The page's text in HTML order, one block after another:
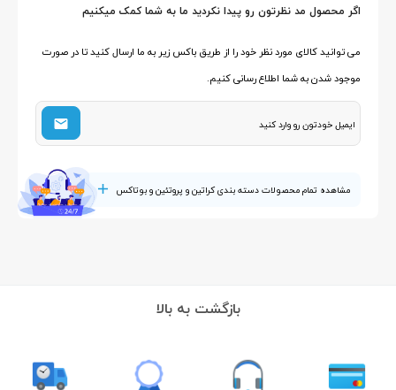
اگر محصول مد نظرتون رو پیدا نکردید ما به شما کمک میکنیم
می توانید کالای مورد نظر خود را از طریق باکس زیر به ما ارسال کنید تا در صورت
موجود شدن به شما اطلاع رسانی کنیم.
مشاهده تمام محصولات دسته بندی کراتین و پروتئین و بوتاکس
بازگشت به بالا